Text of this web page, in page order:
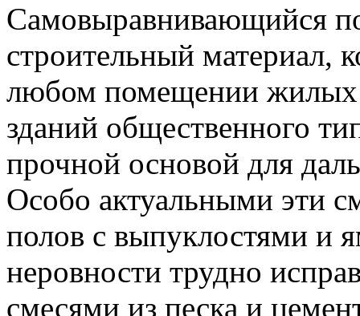
Самовыравнивающийся
строительный материал,
любом помещении жилых
зданий общественного
прочной основой для
Особо актуальными эти
полов с выпуклостями и
неровности трудно
смесями из песка и